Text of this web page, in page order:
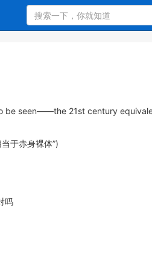
be seen——the 21st century
于赤身裸体”)
吗